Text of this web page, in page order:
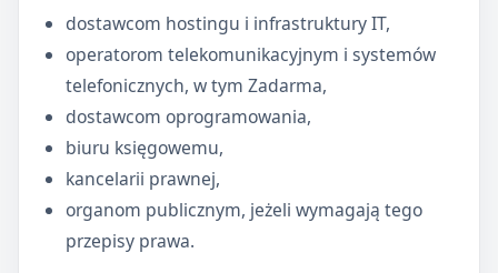
dostawcom hostingu i infrastruktury IT,
operatorom telekomunikacyjnym i systemów
telefonicznych, w tym Zadarma,
dostawcom oprogramowania,
biuru księgowemu,
kancelarii prawnej,
organom publicznym, jeżeli wymagają tego
przepisy prawa.